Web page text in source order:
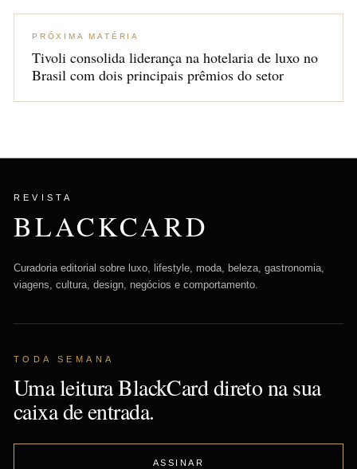
PRÓXIMA MATÉRIA
Tivoli consolida liderança na hotelaria de luxo no
Brasil com dois principais prêmios do setor
REVISTA
BLACKCARD
Curadoria editorial sobre luxo, lifestyle, moda, beleza, gastronomia,
viagens, cultura, design, negócios e comportamento.
TODA SEMANA
Uma leitura BlackCard direto na sua
caixa de entrada.
ASSINAR